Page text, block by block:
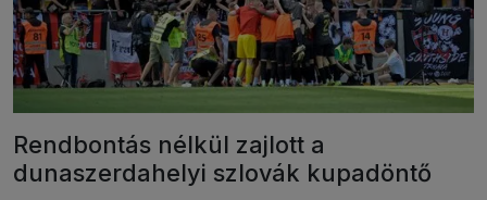
Rendbontás nélkül zajlott a
dunaszerdahelyi szlovák kupadöntő